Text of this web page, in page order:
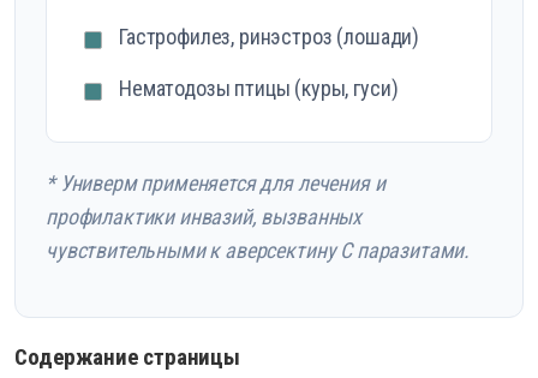
Гастрофилез, ринэстроз (лошади)
Нематодозы птицы (куры, гуси)
* Универм применяется для лечения и
профилактики инвазий, вызванных
чувствительными к аверсектину С паразитами.
Содержание страницы